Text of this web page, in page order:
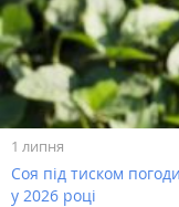
1 липня
Соя під тиском
у 2026 році